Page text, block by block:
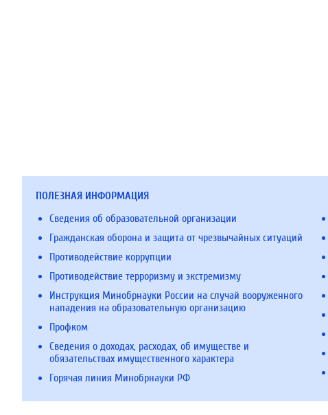
ПОЛЕЗНАЯ ИНФОРМАЦИЯ
Сведения об образовательной организации
Гражданская оборона и защита от чрезвычайных ситуаций
Противодействие коррупции
Противодействие терроризму и экстремизму
Инструкция Минобрнауки России на случай вооруженного
нападения на образовательную организацию
Профком
Сведения о доходах, расходах, об имуществе и
обязательствах имущественного характера
Горячая линия Минобрнауки РФ